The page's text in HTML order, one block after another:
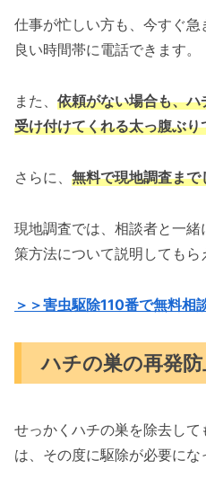
仕事が忙しい方も、今すぐ
良い時間帯に電話できます。
また、 依頼がない場合も、
受け付けてくれる太っ腹ぶり
さらに、 無料で現地調査まで
現地調査では、相談者と一
策方法について説明してもら
＞＞害虫駆除110番で無料相
ハチの巣の再発
せっかくハチの巣を除去し
は、その度に駆除が必要にな